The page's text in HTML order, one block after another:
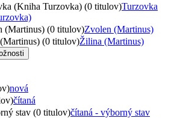
(Kniha Turzovka) (0 titulov)Turzovka
(Martinus) (0 titulov)Zvolen (Martinus)
(0 titulov)Žilina (Martinus)
nová
čítaná
stav (0 titulov)čítaná - výborný stav